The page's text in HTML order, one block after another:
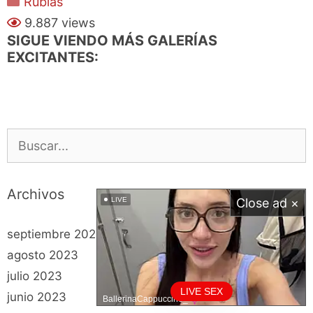
LIVE SEX
LIVE
BallerinaCappuccino_
Close ad ×
9.887 views
SIGUE VIENDO MÁS GALERÍAS
EXCITANTES:
Archivos
septiembre 2023
agosto 2023
julio 2023
junio 2023